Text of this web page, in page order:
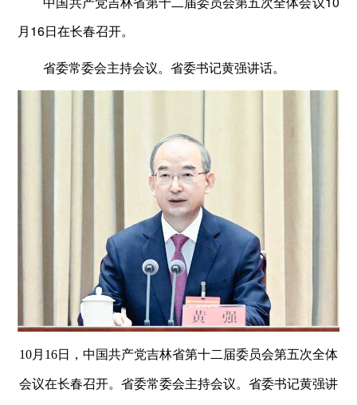
月16日在长春召开。
省委常委会主持会议。省委书记黄强讲话。
10月16日，中国共产党吉林省第十二届委员会第五次全体
会议在长春召开。省委常委会主持会议。省委书记黄强讲